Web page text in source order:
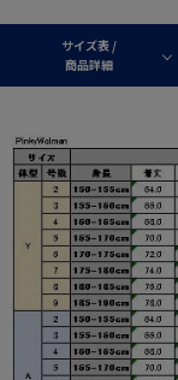
サイズ表 /
商品詳細